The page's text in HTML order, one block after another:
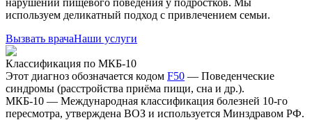
используем деликатный подход с привлечением семьи.
Вызвать врачаНаши услуги
Классификация по МКБ-10
Этот диагноз обозначается кодом F50 — Поведенческие
синдромы (расстройства приёма пищи, сна и др.).
МКБ-10 — Международная классификация болезней 10-го
пересмотра, утверждена ВОЗ и используется Минздравом РФ.